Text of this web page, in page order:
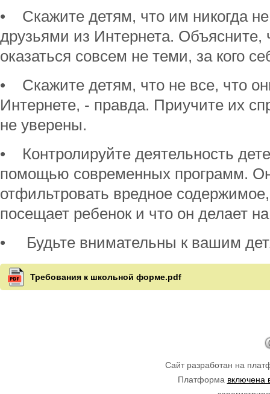
• Скажите детям, что им никогда не
друзьями из Интернета. Объясните,
оказаться совсем не теми, за кого
• Скажите детям, что не все, что
Интернете, - правда. Приучите их
не уверены.
• Контролируйте деятельность
помощью современных программ.
отфильтровать вредное
посещает ребенок и что он делает
• Будьте внимательны к вашим
Требования к школьной форме.pdf
Сайт разработан на
Платформа включена